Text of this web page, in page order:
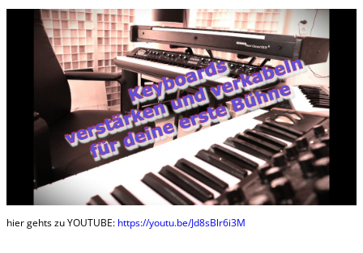
hier gehts zu YOUTUBE: https://youtu.be/Jd8sBlr6i3M